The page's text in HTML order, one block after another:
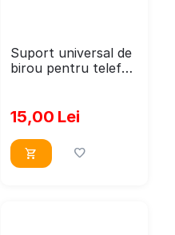
Suport universal de
birou pentru telefon
dimensiune 18x14
cm
15,00 Lei